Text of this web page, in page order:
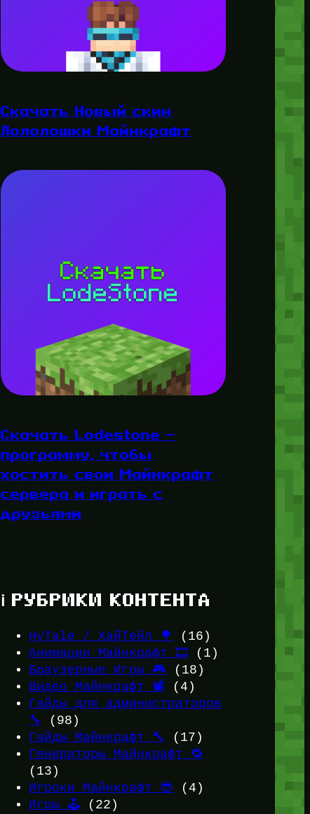
Скачать Новый скин
Лололошки Майнкрафт
Скачать Lodestone —
программу, чтобы
хостить свои Майнкрафт
сервера и играть с
друзьями
ℹ️ РУБРИКИ КОНТЕНТА
HyTale / ХайТейл 🌳
(16)
Анимации Майнкрафт 🎞️ (1)
Браузерные Игры 🎮 (18)
Видео Майнкрафт 📽️ (4)
Гайды для администраторов
🔧
(98)
Гайды Майнкрафт 🔨
(17)
Генераторы Майнкрафт 🔁
(13)
Игроки Майнкрафт 😎 (4)
Игры 🕹️ (22)